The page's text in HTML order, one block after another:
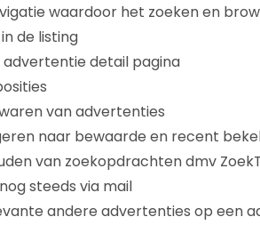
waardoor het zoeken en
de listing
advertentie detail pagina
van advertenties
naar bewaarde en recent
van zoekopdrachten dmv
steeds via mail
andere advertenties op een